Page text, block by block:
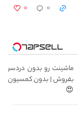
۰ ۰
ماشینت رو بدون دردسر
بفروش | بدون کمسیون
😍